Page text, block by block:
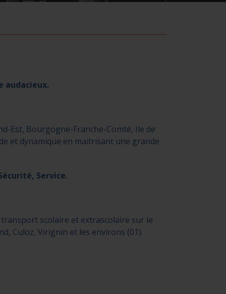
audacieux.
Est, Bourgogne-Franche-Comté, Ile de
et dynamique en maitrisant une grande
Service.
scolaire et extrascolaire sur le
Culoz, Virignin et les environs (01).